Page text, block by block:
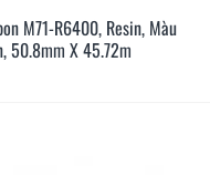
Xem Nhanh
M71-R6400, Resin, Màu
50.8mm X 45.72m